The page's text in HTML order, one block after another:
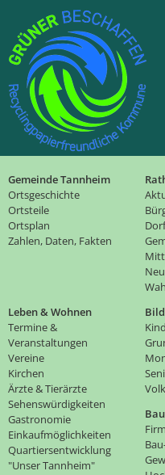
Gemeinde Tannheim
Ortsgeschichte
Ortsteile
Ortsplan
Zahlen, Daten, Fakten
Leben & Wohnen
Termine &
Veranstaltungen
Vereine
Kirchen
Ärzte & Tierärzte
Sehenswürdigkeiten
Gastronomie
Einkaufmöglichkeiten
Quartiersentwicklung
"Unser Tannheim"